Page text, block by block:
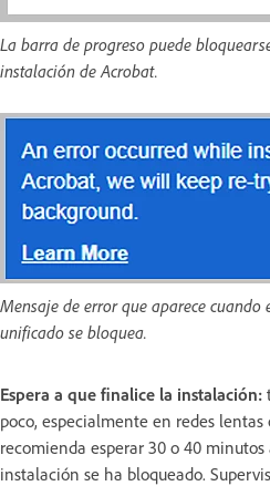
La barra de progreso puede
instalación de Acrobat.
Mensaje de error que aparece
unificado se bloquea.
Espera a que finalice la instalación:
poco, especialmente en redes lentas
recomienda esperar 30 o 40
instalación se ha bloqueado.